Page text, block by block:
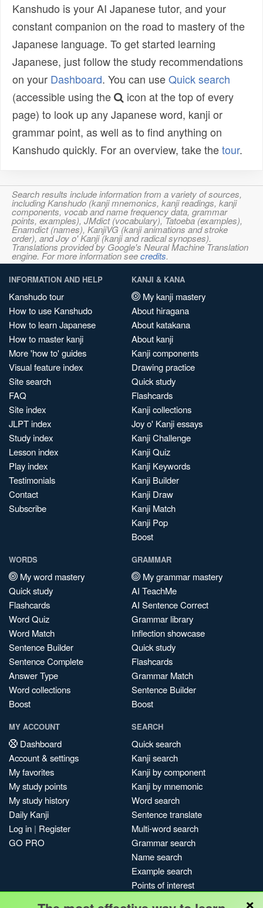
Kanshudo is your AI Japanese tutor, and your
constant companion on the road to mastery of the
Japanese language. To get started learning
Japanese, just follow the study recommendations
on your Dashboard. You can useQuick search
(accessible using the
icon at the top of every
page) to look up any Japanese word, kanji or
grammar point, as well as to find anything on
Kanshudo quickly. For an overview, take thetour.
Search results include information from a variety of sources,
including Kanshudo (kanji mnemonics, kanji readings, kanji
components, vocab and name frequency data, grammar
points, examples), JMdict (vocabulary), Tatoeba (examples),
Enamdict (names), KanjiVG (kanji animations and stroke
order), and Joy o' Kanji (kanji and radical synopses).
Translations provided by Google's Neural Machine Translation
engine. For more information seecredits.
INFORMATION AND HELP
Kanshudo tour
How to use Kanshudo
How to learn Japanese
How to master kanji
More 'how to' guides
Visual feature index
Site search
FAQ
Site index
JLPT index
Study index
Lesson index
Play index
Testimonials
Contact
Subscribe
KANJI & KANA
My kanji mastery
About hiragana
About katakana
About kanji
Kanji components
Drawing practice
Quick study
Flashcards
Kanji collections
Joy o' Kanji essays
Kanji Challenge
Kanji Quiz
Kanji Keywords
Kanji Builder
Kanji Draw
Kanji Match
Kanji Pop
Boost
WORDS
My word mastery
Quick study
Flashcards
Word Quiz
Word Match
Sentence Builder
Sentence Complete
Answer Type
Word collections
Boost
GRAMMAR
My grammar mastery
AI TeachMe
AI Sentence Correct
Grammar library
Inflection showcase
Quick study
Flashcards
Grammar Match
Sentence Builder
Boost
MY ACCOUNT
Dashboard
Account & settings
My favorites
My study points
My study history
Daily Kanji
Log in | Register
GO PRO
SEARCH
Quick search
Kanji search
Kanji by component
Kanji by mnemonic
Word search
Sentence translate
Multi-word search
Grammar search
Name search
Example search
Points of interest
×